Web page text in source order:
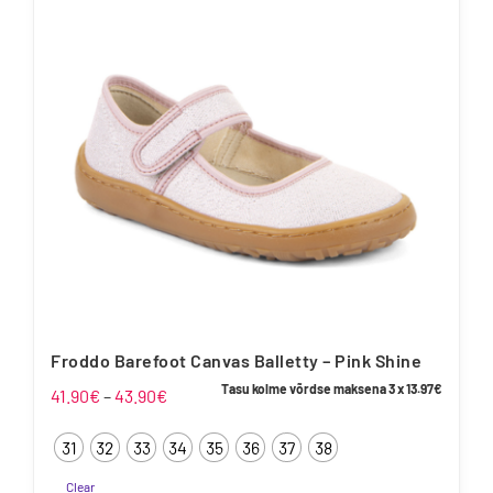
tootelehel.
Froddo Barefoot Canvas Balletty – Pink Shine
41.90€ –43.90€ Hinnavahemik:
kuni
Tasu kolme võrdse maksena 3 x13.97€
31 32 33 34 35 36 37 38
Clear